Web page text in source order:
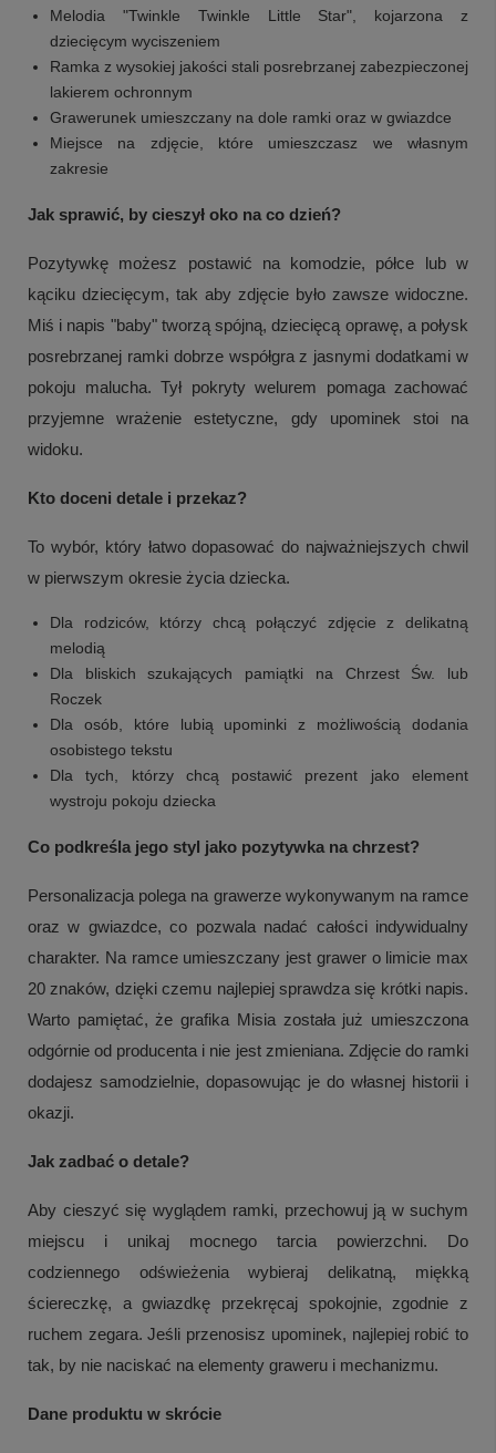
3
Zobacz więcej
Melodia "Twinkle Twinkle Little Star", kojarzona z
dziecięcym wyciszeniem
Ramka z wysokiej jakości stali posrebrzanej zabezpieczonej
lakierem ochronnym
Grawerunek umieszczany na dole ramki oraz w gwiazdce
Miejsce na zdjęcie, które umieszczasz we własnym
zakresie
Jak sprawić, by cieszył oko na co dzień?
Pozytywkę możesz postawić na komodzie, półce lub w
kąciku dziecięcym, tak aby zdjęcie było zawsze widoczne.
Miś i napis "baby" tworzą spójną, dziecięcą oprawę, a połysk
posrebrzanej ramki dobrze współgra z jasnymi dodatkami w
pokoju malucha. Tył pokryty welurem pomaga zachować
przyjemne wrażenie estetyczne, gdy upominek stoi na
widoku.
Kto doceni detale i przekaz?
To wybór, który łatwo dopasować do najważniejszych chwil
w pierwszym okresie życia dziecka.
Dla rodziców, którzy chcą połączyć zdjęcie z delikatną
melodią
Dla bliskich szukających pamiątki na Chrzest Św. lub
Roczek
Dla osób, które lubią upominki z możliwością dodania
osobistego tekstu
Dla tych, którzy chcą postawić prezent jako element
wystroju pokoju dziecka
Co podkreśla jego styl jako pozytywka na chrzest?
Personalizacja polega na grawerze wykonywanym na ramce
oraz w gwiazdce, co pozwala nadać całości indywidualny
charakter. Na ramce umieszczany jest grawer o limicie max
20 znaków, dzięki czemu najlepiej sprawdza się krótki napis.
Warto pamiętać, że grafika Misia została już umieszczona
odgórnie od producenta i nie jest zmieniana. Zdjęcie do ramki
dodajesz samodzielnie, dopasowując je do własnej historii i
okazji.
Jak zadbać o detale?
Aby cieszyć się wyglądem ramki, przechowuj ją w suchym
miejscu i unikaj mocnego tarcia powierzchni. Do
codziennego odświeżenia wybieraj delikatną, miękką
ściereczkę, a gwiazdkę przekręcaj spokojnie, zgodnie z
ruchem zegara. Jeśli przenosisz upominek, najlepiej robić to
tak, by nie naciskać na elementy graweru i mechanizmu.
Dane produktu w skrócie